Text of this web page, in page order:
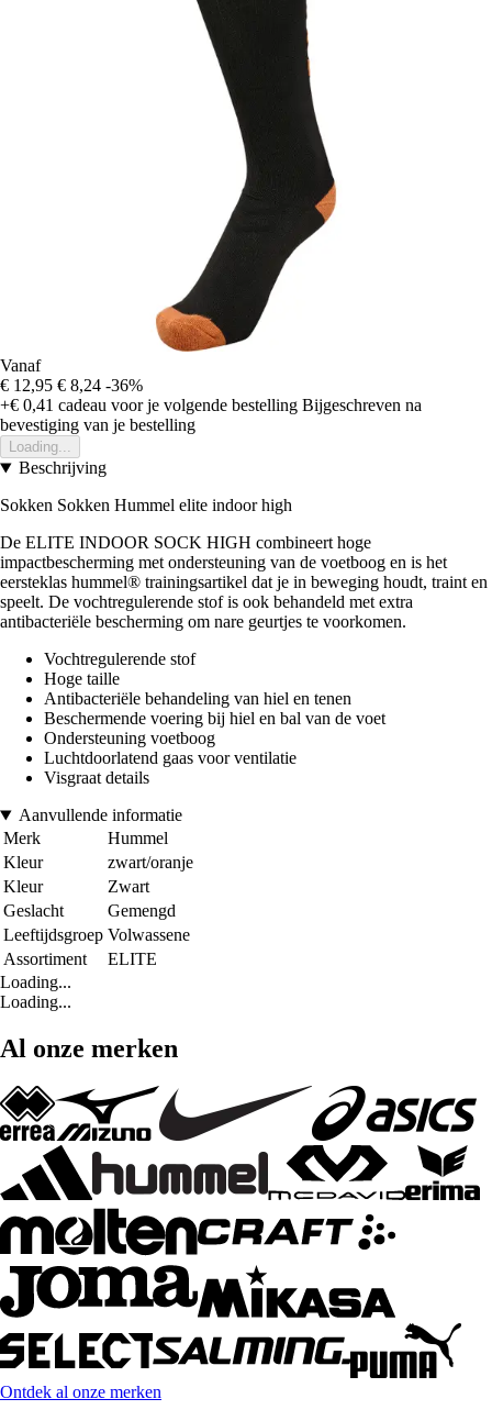
Vanaf
€ 12,95 € 8,24 -36%
+€ 0,41 cadeau voor je volgende bestelling Bijgeschreven na
bevestiging van je bestelling
Loading...
Beschrijving
Sokken Sokken Hummel elite indoor high
De ELITE INDOOR SOCK HIGH combineert hoge
impactbescherming met ondersteuning van de voetboog en is het
eersteklas hummel® trainingsartikel dat je in beweging houdt, traint en
speelt. De vochtregulerende stof is ook behandeld met extra
antibacteriële bescherming om nare geurtjes te voorkomen.
Vochtregulerende stof
Hoge taille
Antibacteriële behandeling van hiel en tenen
Beschermende voering bij hiel en bal van de voet
Ondersteuning voetboog
Luchtdoorlatend gaas voor ventilatie
Visgraat details
Aanvullende informatie
Merk
Hummel
Kleur
zwart/oranje
Kleur
Zwart
Geslacht
Gemengd
Leeftijdsgroep Volwassene
Assortiment
ELITE
Loading...
Loading...
Al onze merken
Ontdek al onze merken